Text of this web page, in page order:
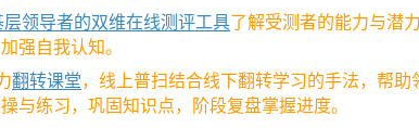
层领导者的双维在线测评工具了解受测者的能力与潜
强自我认知。
翻转课堂，线上普扫结合线下翻转学习的手法，帮助
与练习，巩固知识点，阶段复盘掌握进度。